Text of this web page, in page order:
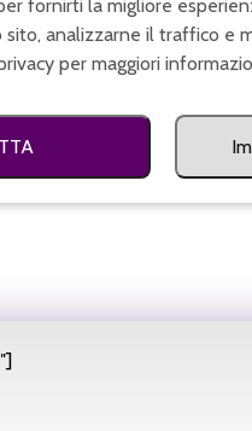
a partire da€19,90+
fornirti la migliore
analizzarne il traffico e
per maggiori